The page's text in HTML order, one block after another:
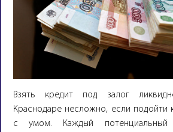
Взять кредит под залог
Краснодаре несложно, если подойти
с умом. Каждый